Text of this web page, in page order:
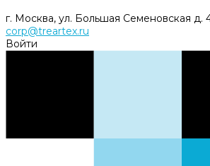
г. Москва, ул. Большая Семеновская д.
corp@treartex.ru
Войти